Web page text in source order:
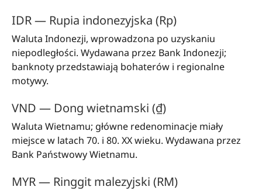
IDR — Rupia indonezyjska (Rp)
Waluta Indonezji, wprowadzona po uzyskaniu
niepodległości. Wydawana przez Bank Indonezji;
banknoty przedstawiają bohaterów i regionalne
motywy.
VND — Dong wietnamski (₫)
Waluta Wietnamu; główne redenominacje miały
miejsce w latach 70. i 80. XX wieku. Wydawana przez
Bank Państwowy Wietnamu.
MYR — Ringgit malezyjski (RM)